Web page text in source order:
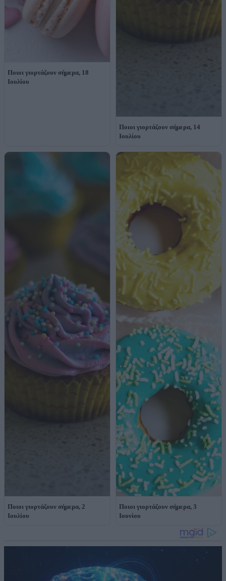
Ποιοι γιορτάζουν σήμερα, 18
Ιουλίου
Ποιοι γιορτάζουν σήμερα, 14
Ιουλίου
Ποιοι γιορτάζουν σήμερα, 2
Ιουλίου
Ποιοι γιορτάζουν σήμερα, 3
Ιουνίου